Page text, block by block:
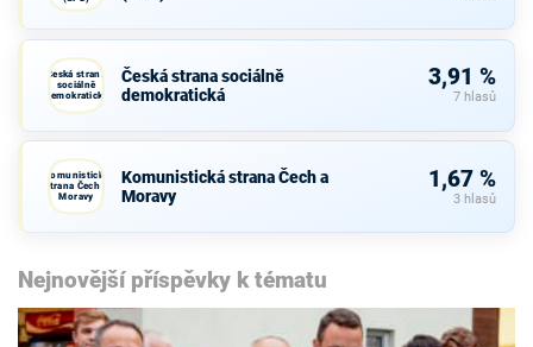
Česká strana
sociálně
demokratická
Česká strana sociálně
demokratická
3,91 %
7 hlasů
Komunistická
strana Čech a
Moravy
Komunistická strana Čech a
Moravy
1,67 %
3 hlasů
Nejnovější příspěvky k tématu